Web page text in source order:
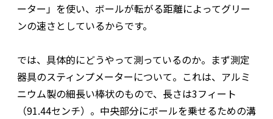
ーター」を使い、ボールが転がる距離によってグリー
ンの速さとしているからです。
では、具体的にどうやって測っているのか。まず測定
器具のスティンプメーターについて。これは、アルミ
ニウム製の細長い棒状のもので、長さは3フィート
（91.44センチ）。中央部分にボールを乗せるための溝